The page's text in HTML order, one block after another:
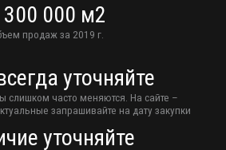
300 000 м2
продаж за 2019 г.
уточняйте
слишком часто меняются. На сайте –
запрашивайте на дату закупки
уточняйте